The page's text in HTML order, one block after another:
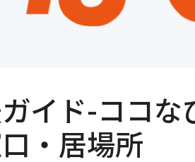
イド-ココ
・居場所